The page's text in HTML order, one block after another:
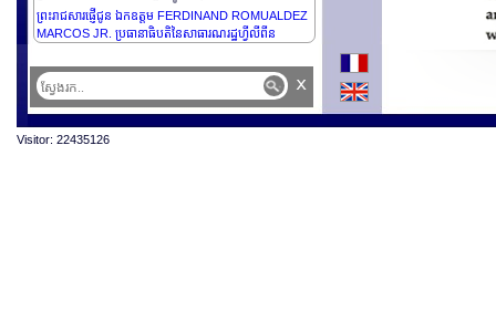
ព្រះរាជសារផ្ញើជូន ឯកឧត្តម FERDINAND ROMUALDEZ
MARCOS JR. ប្រធានាធិបតិនៃសាធារណរដ្ឋហ្វីលីពីន
x
Visitor: 22435126